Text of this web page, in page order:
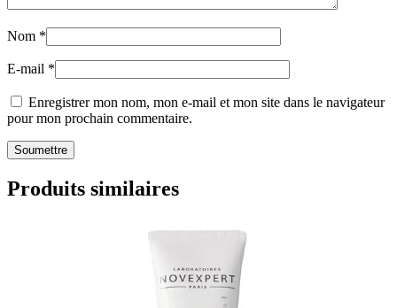
Nom *
E-mail *
Enregistrer mon nom, mon e-mail et mon site dans le navigateur
pour mon prochain commentaire.
Produits similaires